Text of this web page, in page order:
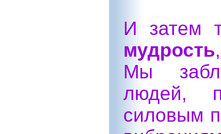
И затем
мудрость
Мы
людей,
силовым